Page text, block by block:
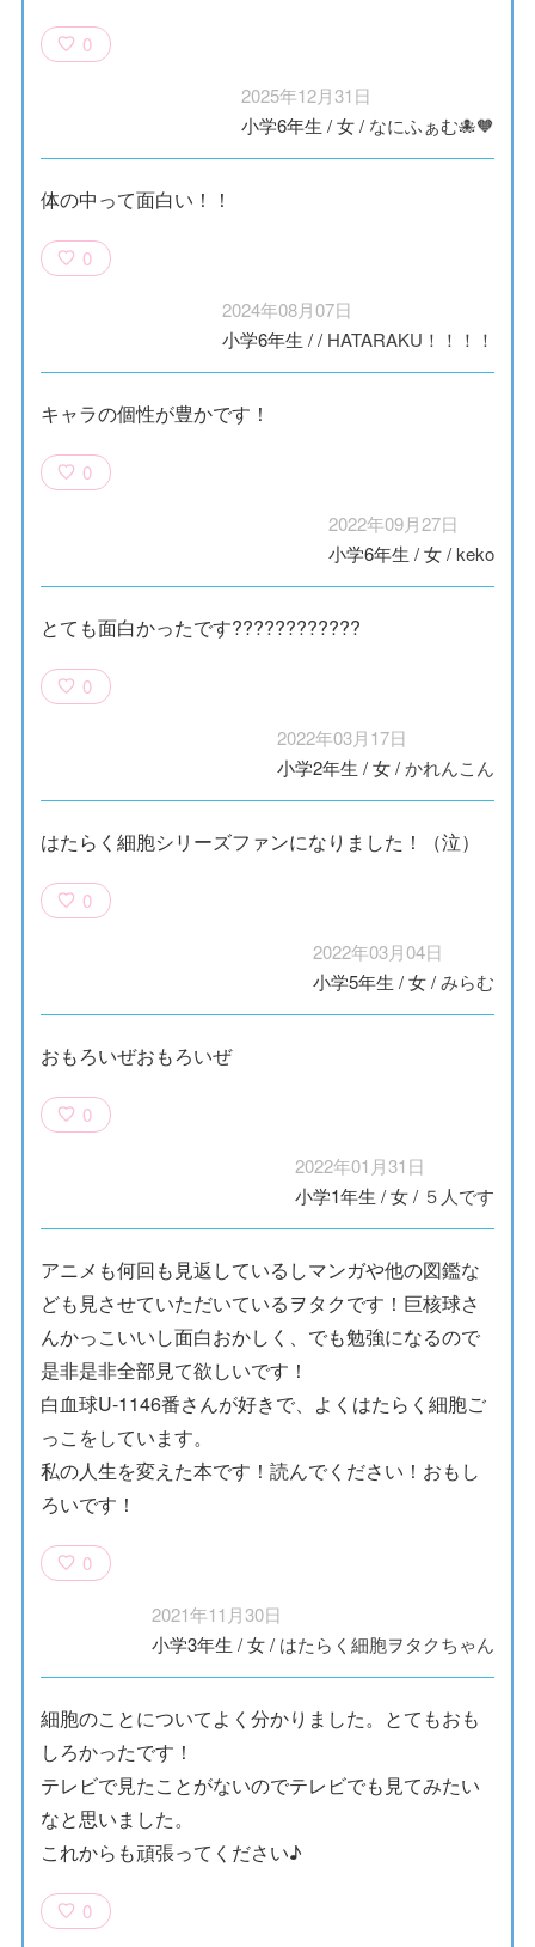
0
2025年12月31日
小学6年生 /女/ なにふぁむ🐙🧡
体の中って面白い！！
0
2024年08月07日
小学6年生 // HATARAKU！！！！
キャラの個性が豊かです！
0
2022年09月27日
小学6年生 /女/keko
とても面白かったです????????????
0
2022年03月17日
小学2年生 /女/かれんこん
はたらく細胞シリーズファンになりました！（泣）
0
2022年03月04日
小学5年生 /女/みらむ
おもろいぜおもろいぜ
0
2022年01月31日
小学1年生 /女/ ５人です
アニメも何回も見返しているしマンガや他の図鑑な
ども見させていただいているヲタクです！巨核球さ
んかっこいいし面白おかしく、でも勉強になるので
是非是非全部見て欲しいです！
白血球U-1146番さんが好きで、よくはたらく細胞ご
っこをしています。
私の人生を変えた本です！読んでください！おもし
ろいです！
0
2021年11月30日
小学3年生 /女/ はたらく細胞ヲタクちゃん
細胞のことについてよく分かりました。とてもおも
しろかったです！
テレビで見たことがないのでテレビでも見てみたい
なと思いました。
これからも頑張ってください♪
0